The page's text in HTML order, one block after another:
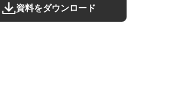
資料をダウンロード